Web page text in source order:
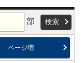
部 検索
ページ増